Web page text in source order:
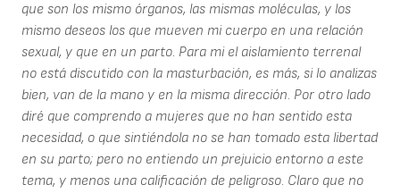
que son los mismo órganos, las mismas moléculas, y los
mismo deseos los que mueven mi cuerpo en una relación
sexual, y que en un parto. Para mi el aislamiento terrenal
no está discutido con la masturbación, es más, si lo analizas
bien, van de la mano y en la misma dirección. Por otro lado
diré que comprendo a mujeres que no han sentido esta
necesidad, o que sintiéndola no se han tomado esta libertad
en su parto; pero no entiendo un prejuicio entorno a este
tema, y menos una calificación de peligroso. Claro que no